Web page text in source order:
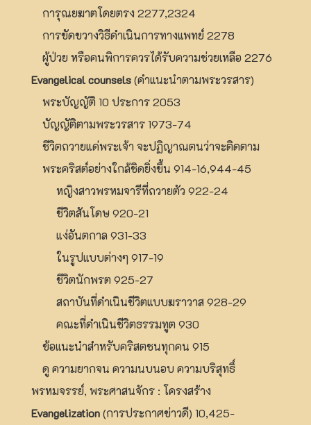
การุณยฆาตโดยตรง 2277,2324
การขัดขวางวิธีดำเนินการทางแพทย์ 2278
ผู้ป่วย หรือคนพิการควรได้รับความช่วยเหลือ 2276
Evangelical counsels(คำแนะนำตามพระวรสาร)
พระบัญญัติ 10 ประการ 2053
บัญญัติตามพระวรสาร 1973-74
ชีวิตถวายแด่พระเจ้า จะปฏิญาณตนว่าจะติดตาม
พระคริสต์อย่างใกล้ชิดยิ่งขึ้น 914-16,944-45
หญิงสาวพรหมจารีที่ถวายตัว 922-24
ชีวิตสันโดษ 920-21
แง่อันตกาล 931-33
ในรูปแบบต่างๆ 917-19
ชีวิตนักพรต 925-27
สถาบันที่ดำเนินชีวิตแบบฆราวาส 928-29
คณะที่ดำเนินชีวิตธรรมทูต 930
ข้อแนะนำสำหรับคริสตชนทุกคน 915
ดู ความยากจน ความนบนอบ ความบริสุทธิ์
พรหมจรรย์, พระศาสนจักร : โครงสร้าง
Evangelization(การประกาศข่าวดี) 10,425-